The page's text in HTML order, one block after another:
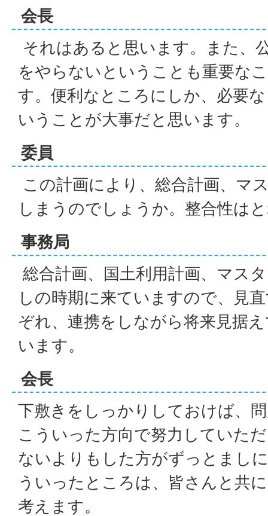
会長
それはあると思います。また、
をやらないということも重要な
す。便利なところにしか、必要
いうことが大事だと思います。
委員
この計画により、総合計画、マ
しまうのでしょうか。整合性は
事務局
総合計画、国土利用計画、マス
しの時期に来ていますので、見
ぞれ、連携をしながら将来見据
います。
会長
下敷きをしっかりしておけば、
こういった方向で努力していた
ないよりもした方がずっとまし
ういったところは、皆さんと共
考えます。